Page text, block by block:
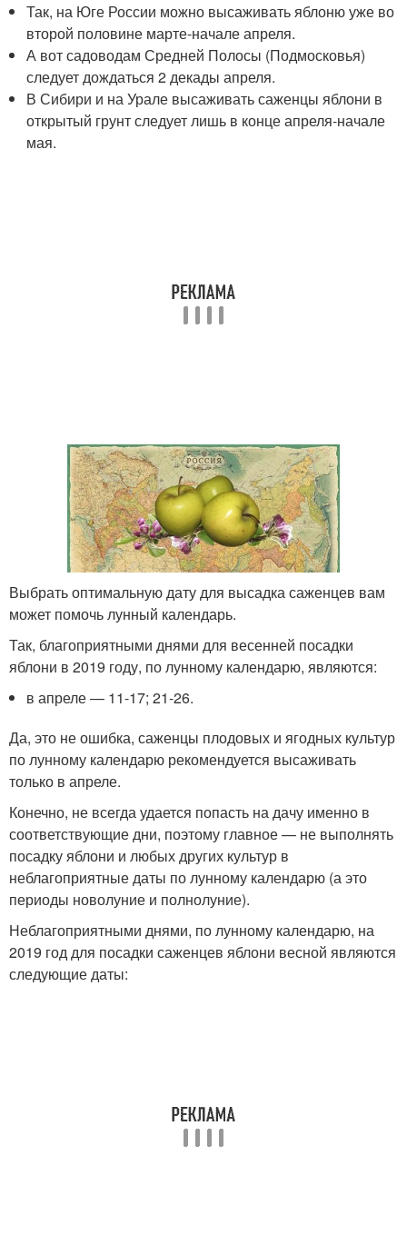
Так, на Юге России можно высаживать яблоню уже во
второй половине марте-начале апреля.
А вот садоводам Средней Полосы (Подмосковья)
следует дождаться 2 декады апреля.
В Сибири и на Урале высаживать саженцы яблони в
открытый грунт следует лишь в конце апреля-начале
мая.
Выбрать оптимальную дату для высадка саженцев вам
может помочь лунный календарь.
Так, благоприятными днями для весенней посадки
яблони в 2019 году, по лунному календарю, являются:
в апреле — 11-17; 21-26.
Да, это не ошибка, саженцы плодовых и ягодных культур
по лунному календарю рекомендуется высаживать
только в апреле.
Конечно, не всегда удается попасть на дачу именно в
соответствующие дни, поэтому главное — не выполнять
посадку яблони и любых других культур в
неблагоприятные даты по лунному календарю (а это
периоды новолуние и полнолуние).
Неблагоприятными днями, по лунному календарю, на
2019 год для посадки саженцев яблони весной являются
следующие даты: